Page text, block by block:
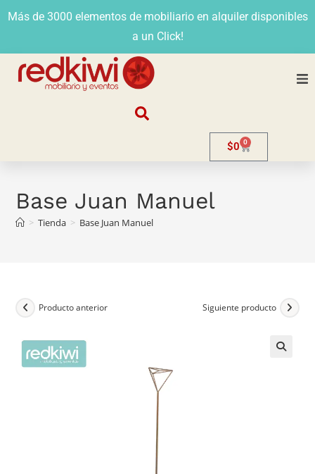
Más de 3000 elementos de mobiliario en alquiler disponibles
a un Click!
Contacto
$0 0
Base Juan Manuel
> Tienda > Base Juan Manuel
Producto anterior Siguiente producto